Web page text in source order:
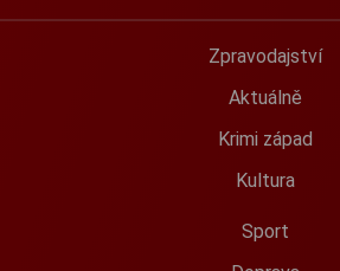
Zpravodajství
Aktuálně
Krimi západ
Kultura
Sport